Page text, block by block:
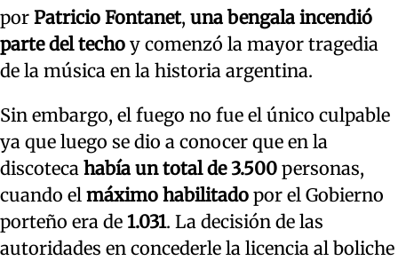
por Patricio Fontanet, una bengala incendió
parte del techo y comenzó la mayor tragedia
de la música en la historia argentina.
Sin embargo, el fuego no fue el único culpable
ya que luego se dio a conocer que en la
discoteca había un total de 3.500 personas,
cuando el máximo habilitado por el Gobierno
porteño era de 1.031. La decisión de las
autoridades en concederle la licencia al boliche